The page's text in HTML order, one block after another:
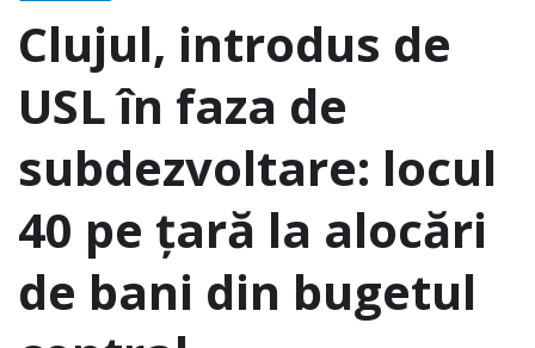
Clujul, introdus de
USL în faza de
subdezvoltare: locul
40 pe țară la alocări
de bani din bugetul